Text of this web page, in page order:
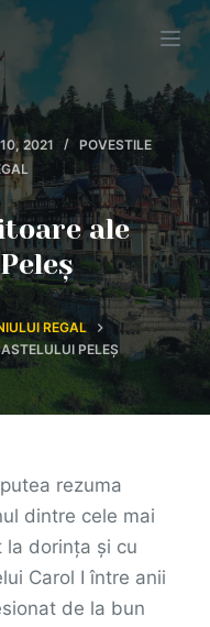
2021
POVESTILE
ale
REGAL
PELEȘ
rezuma
dintre cele mai
la dorința și cu
Carol I între anii
de la bun